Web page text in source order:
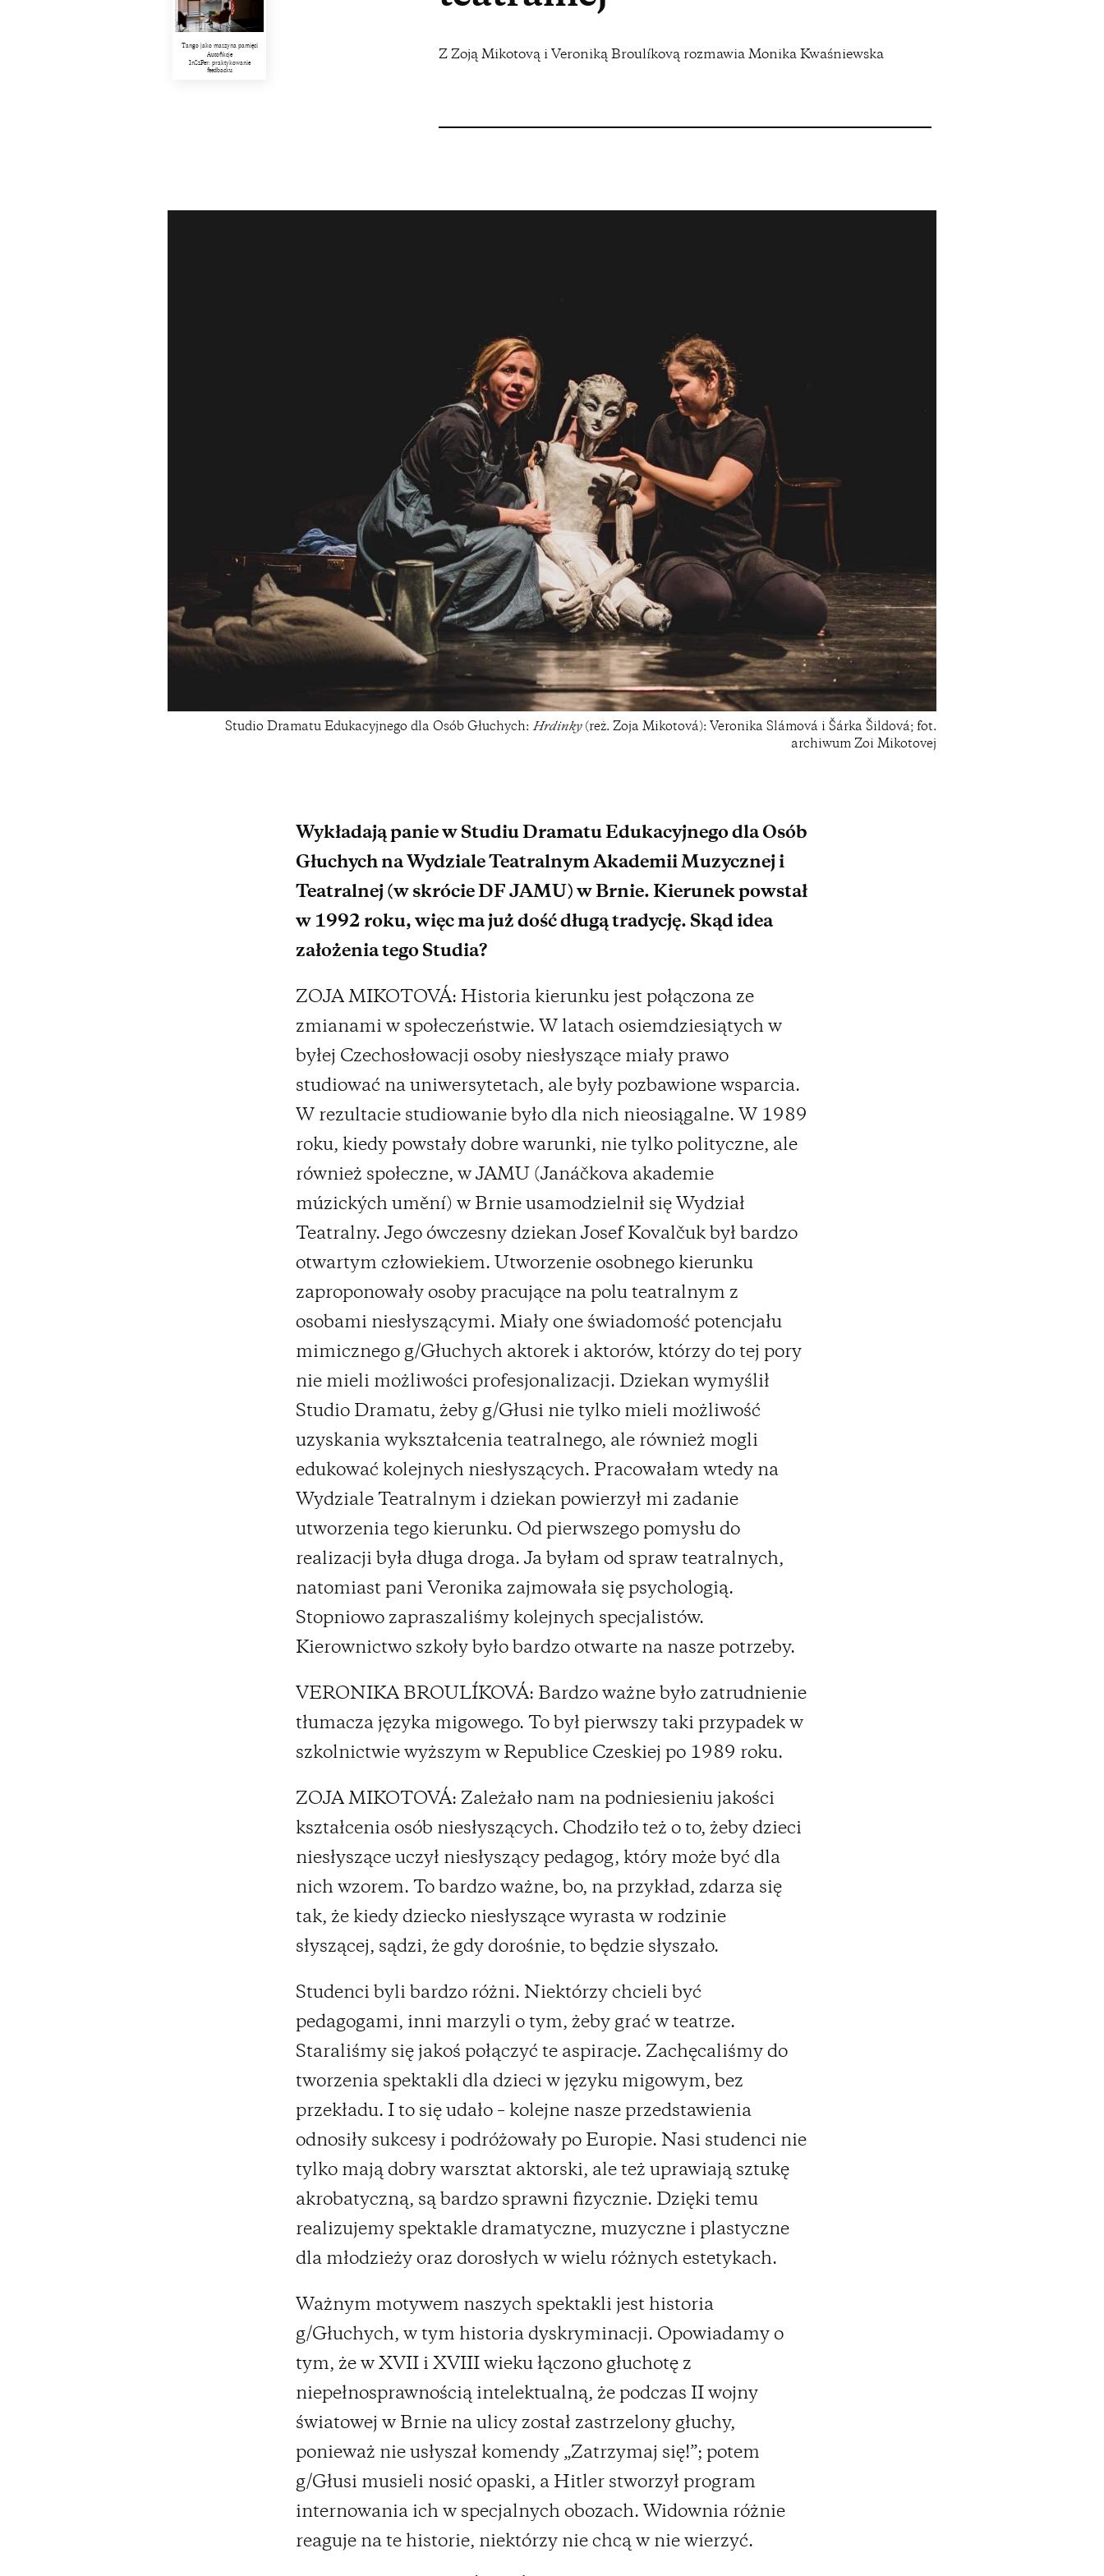
Tango jako maszyna pamięci
Autofikcje
InSzPer: praktykowanie
feedbacku
Z Zoją Mikotovą i Veroniką Broulíkovą rozmawia Monika Kwaśniewska
Studio Dramatu Edukacyjnego dla Osób Głuchych: Hrdinky(reż. Zoja Mikotová): Veronika Slámová i Šárka Šildová; fot.
archiwum Zoi Mikotovej
Wykładają panie w Studiu Dramatu Edukacyjnego dla Osób
Głuchych na Wydziale Teatralnym Akademii Muzycznej i
Teatralnej (w skrócie DF JAMU) w Brnie. Kierunek powstał
w 1992 roku, więc ma już dość długą tradycję. Skąd idea
założenia tego Studia?
ZOJA MIKOTOVÁ: Historia kierunku jest połączona ze
zmianami w społeczeństwie. W latach osiemdziesiątych w
byłej Czechosłowacji osoby niesłyszące miały prawo
studiować na uniwersytetach, ale były pozbawione wsparcia.
W rezultacie studiowanie było dla nich nieosiągalne. W 1989
roku, kiedy powstały dobre warunki, nie tylko polityczne, ale
również społeczne, w JAMU (Janáčkova akademie
múzických umění) w Brnie usamodzielnił się Wydział
Teatralny. Jego ówczesny dziekan Josef Kovalčuk był bardzo
otwartym człowiekiem. Utworzenie osobnego kierunku
zaproponowały osoby pracujące na polu teatralnym z
osobami niesłyszącymi. Miały one świadomość potencjału
mimicznego g/Głuchych aktorek i aktorów, którzy do tej pory
nie mieli możliwości profesjonalizacji. Dziekan wymyślił
Studio Dramatu, żeby g/Głusi nie tylko mieli możliwość
uzyskania wykształcenia teatralnego, ale również mogli
edukować kolejnych niesłyszących. Pracowałam wtedy na
Wydziale Teatralnym i dziekan powierzył mi zadanie
utworzenia tego kierunku. Od pierwszego pomysłu do
realizacji była długa droga. Ja byłam od spraw teatralnych,
natomiast pani Veronika zajmowała się psychologią.
Stopniowo zapraszaliśmy kolejnych specjalistów.
Kierownictwo szkoły było bardzo otwarte na nasze potrzeby.
VERONIKA BROULÍKOVÁ: Bardzo ważne było zatrudnienie
tłumacza języka migowego. To był pierwszy taki przypadek w
szkolnictwie wyższym w Republice Czeskiej po 1989 roku.
ZOJA MIKOTOVÁ: Zależało nam na podniesieniu jakości
kształcenia osób niesłyszących. Chodziło też o to, żeby dzieci
niesłyszące uczył niesłyszący pedagog, który może być dla
nich wzorem. To bardzo ważne, bo, na przykład, zdarza się
tak, że kiedy dziecko niesłyszące wyrasta w rodzinie
słyszącej, sądzi, że gdy dorośnie, to będzie słyszało.
Studenci byli bardzo różni. Niektórzy chcieli być
pedagogami, inni marzyli o tym, żeby grać w teatrze.
Staraliśmy się jakoś połączyć te aspiracje. Zachęcaliśmy do
tworzenia spektakli dla dzieci w języku migowym, bez
przekładu. I to się udało – kolejne nasze przedstawienia
odnosiły sukcesy i podróżowały po Europie. Nasi studenci nie
tylko mają dobry warsztat aktorski, ale też uprawiają sztukę
akrobatyczną, są bardzo sprawni fizycznie. Dzięki temu
realizujemy spektakle dramatyczne, muzyczne i plastyczne
dla młodzieży oraz dorosłych w wielu różnych estetykach.
Ważnym motywem naszych spektakli jest historia
g/Głuchych, w tym historia dyskryminacji. Opowiadamy o
tym, że w XVII i XVIII wieku łączono głuchotę z
niepełnosprawnością intelektualną, że podczas II wojny
światowej w Brnie na ulicy został zastrzelony głuchy,
ponieważ nie usłyszał komendy „Zatrzymaj się!”; potem
g/Głusi musieli nosić opaski, a Hitler stworzył program
internowania ich w specjalnych obozach. Widownia różnie
reaguje na te historie, niektórzy nie chcą w nie wierzyć.